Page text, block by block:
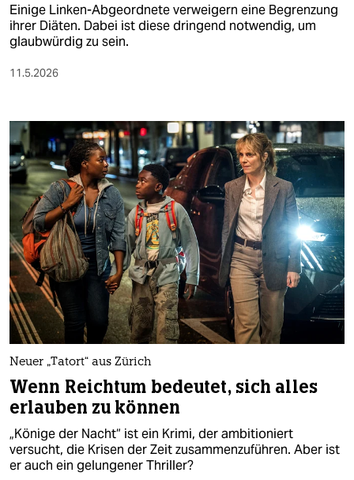
Einige Linken-Abgeordnete verweigern eine Begrenzung
ihrer Diäten. Dabei ist diese dringend notwendig, um
glaubwürdig zu sein.
11.5.2026
Neuer „Tatort“ aus Zürich
Wenn Reichtum bedeutet, sich alles
erlauben zu können
„Könige der Nacht“ ist ein Krimi, der ambitioniert
versucht, die Krisen der Zeit zusammenzuführen. Aber ist
er auch ein gelungener Thriller?